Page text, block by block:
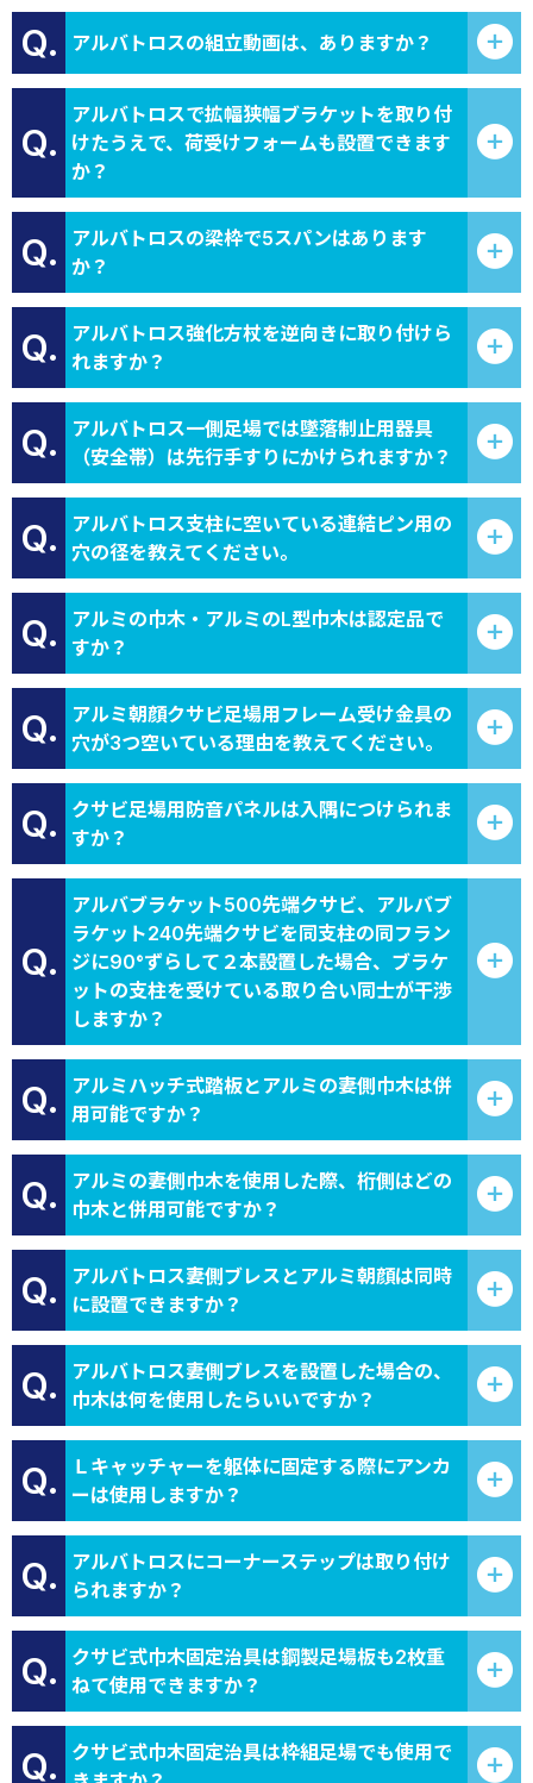
Q. アルバトロスの組立動画は、ありますか？
Q.
アルバトロスで拡幅狭幅ブラケットを取り付
けたうえで、荷受けフォームも設置できます
か？
Q.
アルバトロスの梁枠で5スパンはあります
か？
Q.
アルバトロス強化方杖を逆向きに取り付けら
れますか？
Q.
アルバトロス一側足場では墜落制止用器具
（安全帯）は先行手すりにかけられますか？
Q.
アルバトロス支柱に空いている連結ピン用の
穴の径を教えてください。
Q.
アルミの巾木・アルミのL型巾木は認定品で
すか？
Q.
アルミ朝顔クサビ足場用フレーム受け金具の
穴が3つ空いている理由を教えてください。
Q.
クサビ足場用防音パネルは入隅につけられま
すか？
Q.
アルバブラケット500先端クサビ、アルバブ
ラケット240先端クサビを同支柱の同フラン
ジに90°ずらして２本設置した場合、ブラケ
ットの支柱を受けている取り合い同士が干渉
しますか？
Q.
アルミハッチ式踏板とアルミの妻側巾木は併
用可能ですか？
Q.
アルミの妻側巾木を使用した際、桁側はどの
巾木と併用可能ですか？
Q.
アルバトロス妻側ブレスとアルミ朝顔は同時
に設置できますか？
Q.
アルバトロス妻側ブレスを設置した場合の、
巾木は何を使用したらいいですか？
Q.
Ｌキャッチャーを躯体に固定する際にアンカ
ーは使用しますか？
Q.
アルバトロスにコーナーステップは取り付け
られますか？
Q.
クサビ式巾木固定治具は鋼製足場板も2枚重
ねて使用できますか？
Q.
クサビ式巾木固定治具は枠組足場でも使用で